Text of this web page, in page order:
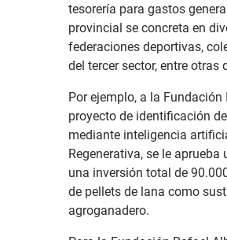
tesorería para gastos
provincial se concreta en
federaciones deportivas,
del tercer sector, entre otras
Por ejemplo, a la
proyecto de identificación
mediante inteligencia
Regenerativa, se le
una inversión total de
de pellets de lana como
agroganadero.